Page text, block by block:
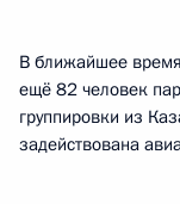
В ближайшее
ещё 82 человек
группировки из
задействована